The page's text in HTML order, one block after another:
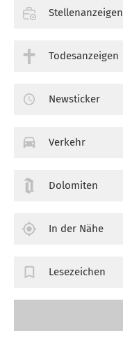
Stellenanzeigen
Todesanzeigen
Newsticker
Verkehr
Dolomiten
In der Nähe
Lesezeichen